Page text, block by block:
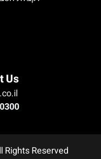
Us
Rights Reserved